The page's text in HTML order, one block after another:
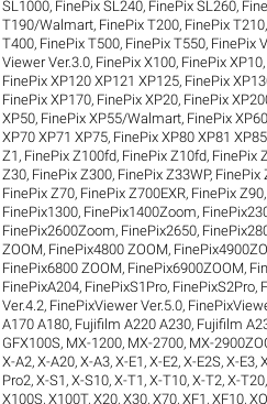
SL1000, FinePix SL240, FinePix SL260,
T190/Walmart, FinePix T200, FinePix T210,
T400, FinePix T500, FinePix T550, FinePix
Viewer Ver.3.0, FinePix X100, FinePix XP10,
FinePix XP120 XP121 XP125, FinePix
FinePix XP170, FinePix XP20, FinePix
XP50, FinePix XP55/Walmart, FinePix XP60
XP70 XP71 XP75, FinePix XP80 XP81 XP85
Z1 , FinePix Z100fd, FinePix Z10fd, FinePix
Z30, FinePix Z300, FinePix Z33WP, FinePix
FinePix Z70, FinePix Z700EXR, FinePix Z90,
FinePix1300, FinePix1400Zoom,
FinePix2600Zoom, FinePix2650,
ZOOM, FinePix4800 ZOOM,
FinePix6800 ZOOM, FinePix6900ZOOM,
FinePixA204, FinePixS1Pro, FinePixS2Pro,
Ver.4.2, FinePixViewer Ver.5.0,
A170 A180, Fujifilm A220 A230, Fujifilm
GFX100S, MX-1200, MX-2700, MX-
X-A2,X-A20,X-A3,X-E1 ,X-E2,X-E2S,X-E3,
Pro2,X-S1 ,X-S10,X-T1 ,X-T10,X-T2,X-T20
X100S,X100T,X20,X30,X70,XF1 ,XF10,